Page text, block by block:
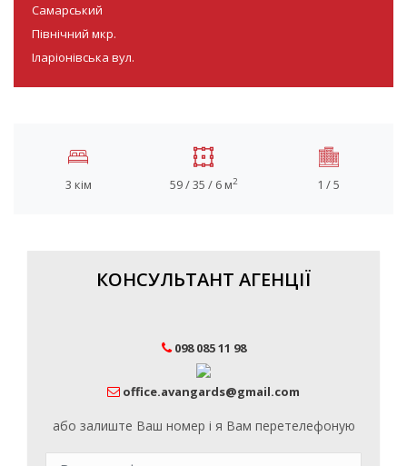
Самарський
Північний мкр.
Іларіонівська вул.
3 кім 59 / 35 / 6 м2 1 / 5
КОНСУЛЬТАНТ АГЕНЦІЇ
098 085 11 98
office.avangards@gmail.com
або залиште Ваш номер і я Вам перетелефоную